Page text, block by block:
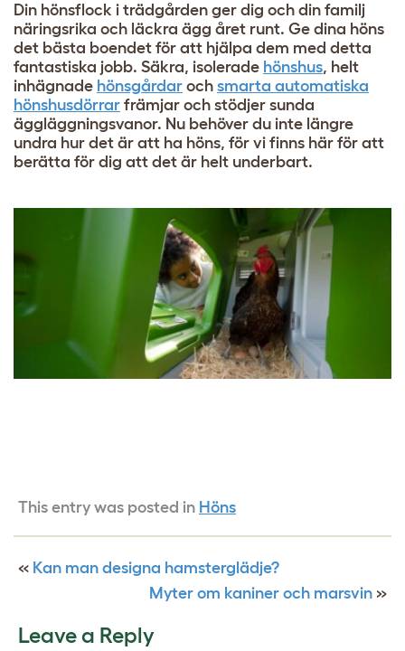
Din hönsflock i trädgården ger dig och din familj
näringsrika och läckra ägg året runt. Ge dina höns
det bästa boendet för att hjälpa dem med detta
fantastiska jobb. Säkra, isolerade hönshus, helt
inhägnade hönsgårdar och smarta automatiska
hönshusdörrar främjar och stödjer sunda
äggläggningsvanor. Nu behöver du inte längre
undra hur det är att ha höns, för vi finns här för att
berätta för dig att det är helt underbart.
This entry was posted in Höns
« Kan man designa hamsterglädje?
Myter om kaniner och marsvin »
Leave a Reply